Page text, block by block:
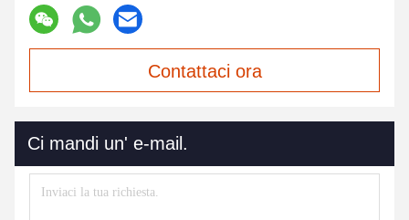
Contattaci ora
Ci mandi un' e-mail.